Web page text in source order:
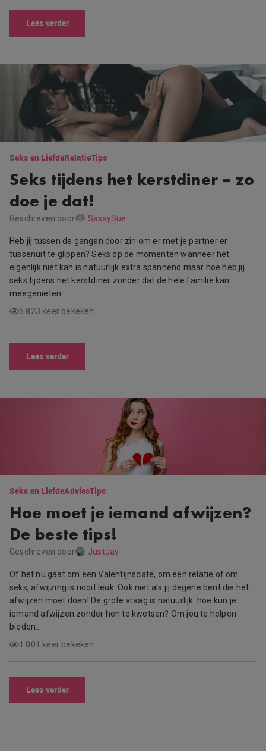
Lees verder
Seks en LiefdeRelatieTips
Seks tijdens het kerstdiner – zo
doe je dat!
Geschreven door SassySue
Heb jij tussen de gangen door zin om er met je partner er
tussenuit te glippen? Seks op de momenten wanneer het
eigenlijk niet kan is natuurlijk extra spannend maar hoe heb jij
seks tijdens het kerstdiner zonder dat de hele familie kan
meegenieten…
5.823 keer bekeken
Lees verder
Seks en LiefdeAdviesTips
Hoe moet je iemand afwijzen?
De beste tips!
Geschreven door JustJay
Of het nu gaat om een Valentijnsdate, om een relatie of om
seks, afwijzing is nooit leuk. Ook niet als jij degene bent die het
afwijzen moet doen! De grote vraag is natuurlijk: hoe kun je
iemand afwijzen zonder hen te kwetsen? Om jou te helpen
bieden…
1.001 keer bekeken
Lees verder